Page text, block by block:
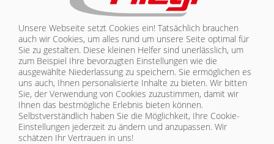
Mechanische Seitenwandabklappung
Steigleiter ausziehbar (D) O
Rückwand und Seitenwände 1500 mm hoch, ohne
Frontwanderhöhung
Rückwand und Seitenwände 2000 mm hoch mit
Frontwanderhöhung
X
Rückwand und Seitenwände 2300 mm hoch mit
Frontwanderhöhung
Unsere Webseite setzt Cookies ein! Tatsächlich brauchen
auch wir Cookies, um alles rund um unsere Seite optimal für
Sie zu gestalten. Diese kleinen Helfer sind unerlässlich, um
zum Beispiel Ihre bevorzugten Einstellungen wie die
ausgewählte Niederlassung zu speichern. Sie ermöglichen es
uns auch, Ihnen personalisierte Inhalte zu bieten. Wir bitten
Sie, der Verwendung von Cookies zuzustimmen, damit wir
Ihnen das bestmögliche Erlebnis bieten können.
Selbstverständlich haben Sie die Möglichkeit, Ihre Cookie-
Einstellungen jederzeit zu ändern und anzupassen. Wir
schätzen Ihr Vertrauen in uns!